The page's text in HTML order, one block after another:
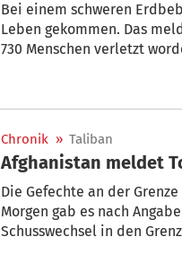
Bei einem schweren
Leben gekommen. Das
730 Menschen verletzt
Chronik » Taliban
Afghanistan meldet
Die Gefechte an der
Morgen gab es nach
Schusswechsel in den